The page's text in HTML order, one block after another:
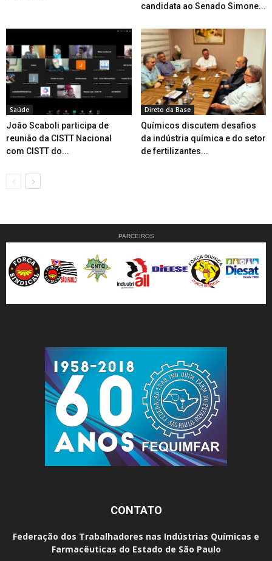
candidata ao Senado Simone...
Saúde
João Scaboli participa de
reunião da CISTT Nacional
com CISTT do...
Direto da Base
Químicos discutem desafios
da indústria química e do setor
de fertilizantes...
PARCEIROS
CONTATO
Federação dos Trabalhadores nas Indústrias Químicas e
Farmacêuticas do Estado de São Paulo